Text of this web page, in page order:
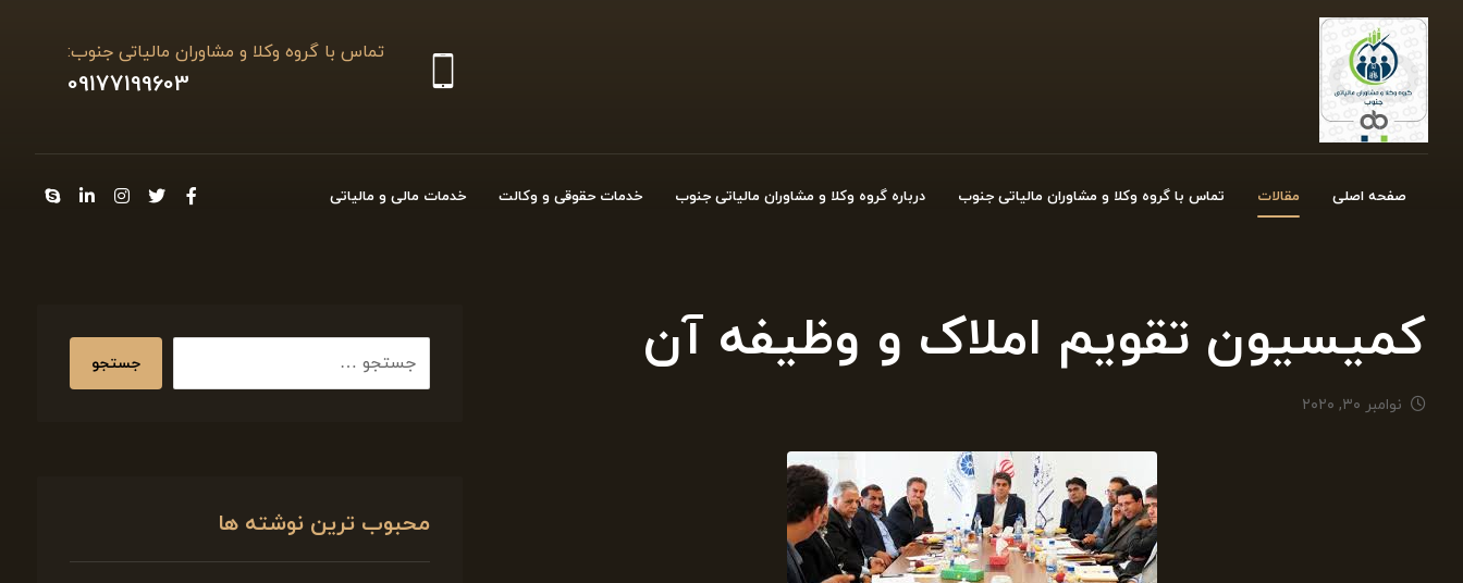
تماس با گروه وکلا و مشاوران مالیاتی جنوب:
09177199603
صفحه اصلی مقالات تماس با گروه وکلا و مشاوران مالیاتی جنوب درباره گروه وکلا و مشاوران مالیاتی جنوب خدمات حقوقی و وکالت خدمات مالی و مالیاتی
کمیسیون تقویم املاک و وظیفه آن
نوامبر ۳۰, ۲۰۲۰
جستجو
محبوب ترین نوشته ها